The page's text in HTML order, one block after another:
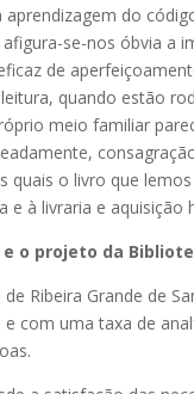
aprendizagem do
se-nos óbvia a
de
quando estão
meio familiar
quais o livro que
à livraria e aquisição
e o projeto da
Ribeira Grande de
com uma taxa de